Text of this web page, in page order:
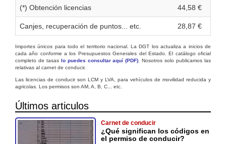
(*) Obtención licencias 44,58 €
Canjes, recuperación de puntos... etc. 28,87 €
Importes únicos para todo el territorio nacional. La DGT los actualiza a inicios de
cada año conforme a los Presupuestos Generales del Estado. El catálogo oficial
completo de tasas lo puedes consultar aquí (PDF) . Nosotros solo publicamos las
relativas al carnet de conducir.
Las licencias de conducir son LCM y LVA, para vehículos de movilidad reducida y
agricolas. Los permisos son AM, A, B, C... etc.
Últimos articulos
Carnet de conducir
¿Qué significan los códigos en
el permiso de conducir?